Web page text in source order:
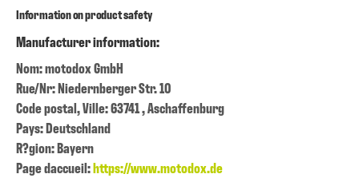
Information on product safety
Manufacturer information:
Nom: motodox GmbH
Rue/Nr: Niedernberger Str. 10
Code postal, Ville: 63741 , Aschaffenburg
Pays: Deutschland
R?gion: Bayern
Page daccueil:https://www.motodox.de